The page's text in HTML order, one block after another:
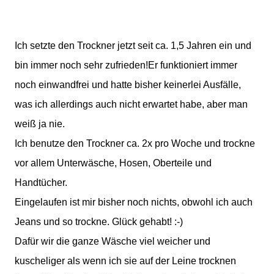
Ich setzte den Trockner jetzt seit ca. 1,5 Jahren ein und
bin immer noch sehr zufrieden!Er funktioniert immer
noch einwandfrei und hatte bisher keinerlei Ausfälle,
was ich allerdings auch nicht erwartet habe, aber man
weiß ja nie.
Ich benutze den Trockner ca. 2x pro Woche und trockne
vor allem Unterwäsche, Hosen, Oberteile und
Handtücher.
Eingelaufen ist mir bisher noch nichts, obwohl ich auch
Jeans und so trockne. Glück gehabt! :-)
Dafür wir die ganze Wäsche viel weicher und
kuscheliger als wenn ich sie auf der Leine trocknen